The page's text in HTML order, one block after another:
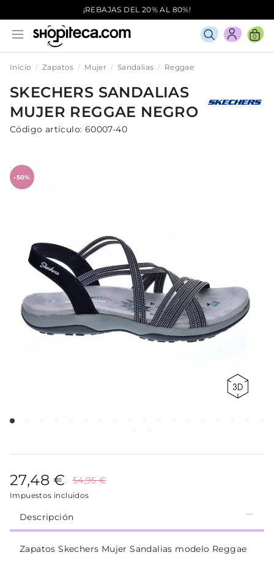
¡REBAJAS DEL 20% AL 80%!
0
Inicio Zapatos Mujer Sandalias Reggae
SKECHERS SANDALIAS
MUJER REGGAE NEGRO
Código artículo: 60007-40
-50%
27,48 € 54,95 €
Impuestos incluidos
Descripción
Zapatos Skechers Mujer Sandalias modelo Reggae